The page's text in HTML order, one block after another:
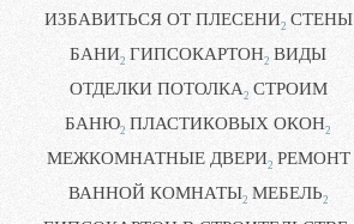
ИЗБАВИТЬСЯ ОТ ПЛЕСЕНИ2 СТЕНЫ
БАНИ2 ГИПСОКАРТОН2 ВИДЫ
ОТДЕЛКИ ПОТОЛКА2 СТРОИМ
БАНЮ2 ПЛАСТИКОВЫХ ОКОН2
МЕЖКОМНАТНЫЕ ДВЕРИ2 РЕМОНТ
ВАННОЙ КОМНАТЫ2 МЕБЕЛЬ2